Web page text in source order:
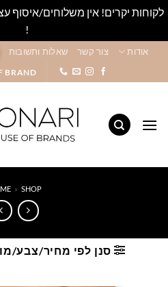
!
content
אודות צור קשר שאלות ותשובות
BRAND
» SHOP
סנן לפי מחיר/צבע/